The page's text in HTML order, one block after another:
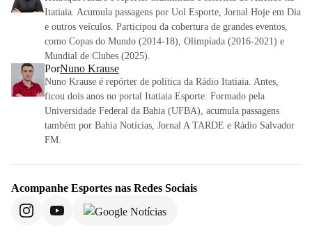
Itatiaia. Acumula passagens por Uol Esporte, Jornal Hoje em Dia
e outros veículos. Participou da cobertura de grandes eventos,
como Copas do Mundo (2014-18), Olimpíada (2016-2021) e
Mundial de Clubes (2025).
PorNuno Krause
Nuno Krause é repórter de política da Rádio Itatiaia. Antes,
ficou dois anos no portal Itatiaia Esporte. Formado pela
Universidade Federal da Bahia (UFBA), acumula passagens
também por Bahia Notícias, Jornal A TARDE e Rádio Salvador
FM.
Acompanhe Esportes nas Redes Sociais